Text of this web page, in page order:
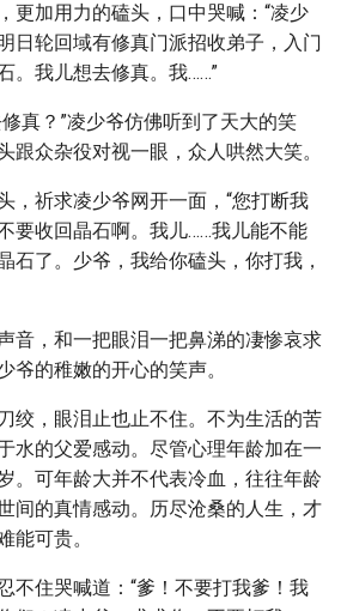
更加用力的磕头，口中哭喊：“凌少
日轮回域有修真门派招收弟子，入门
。我儿想去修真。我……”
真？”凌少爷仿佛听到了天大的笑
跟众杂役对视一眼，众人哄然大笑。
，祈求凌少爷网开一面，“您打断我
要收回晶石啊。我儿……我儿能不能
石了。少爷，我给你磕头，你打我，
音，和一把眼泪一把鼻涕的凄惨哀求
爷的稚嫩的开心的笑声。
绞，眼泪止也止不住。不为生活的苦
水的父爱感动。尽管心理年龄加在一
。可年龄大并不代表冷血，往往年龄
间的真情感动。历尽沧桑的人生，才
能可贵。
不住哭喊道：“爹！不要打我爹！我